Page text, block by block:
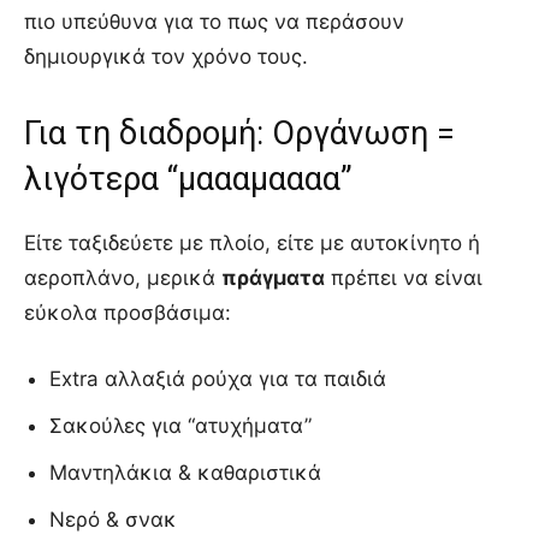
πιο υπεύθυνα για το πως να περάσουν
δημιουργικά τον χρόνο τους.
Για τη διαδρομή: Οργάνωση =
λιγότερα “μαααμαααα”
Είτε ταξιδεύετε με πλοίο, είτε με αυτοκίνητο ή
αεροπλάνο, μερικά πράγματα πρέπει να είναι
εύκολα προσβάσιμα:
Extra αλλαξιά ρούχα για τα παιδιά
Σακούλες για “ατυχήματα”
Μαντηλάκια & καθαριστικά
Νερό & σνακ